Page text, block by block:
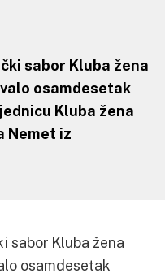
sabor Kluba žena
osamdesetak
Kluba žena
Nemet iz
sabor Kluba žena
osamdesetak